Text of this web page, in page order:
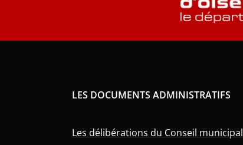
LES DOCUMENTS ADMINISTRATIFS
Les délibérations du Conseil municipal